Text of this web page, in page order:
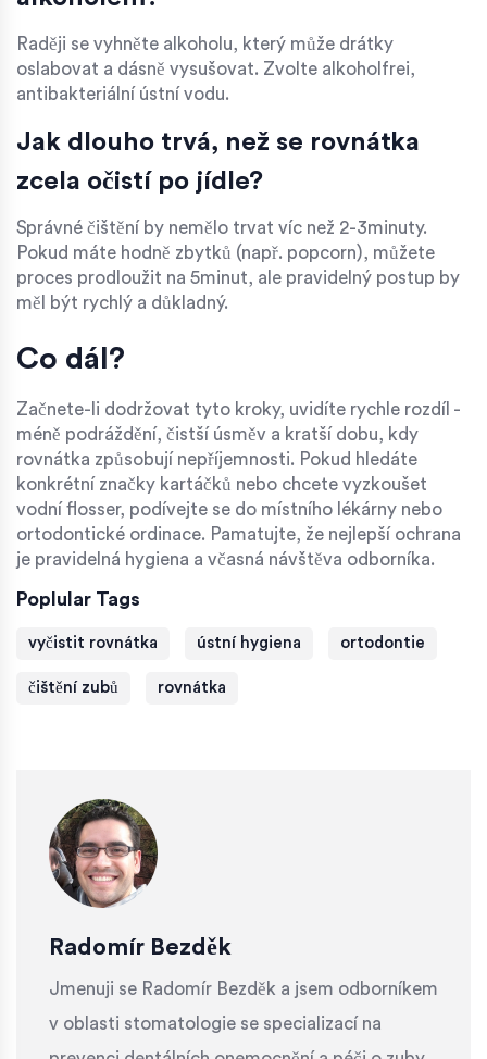
Raději se vyhněte alkoholu, který může drátky
oslabovat a dásně vysušovat. Zvolte alkoholfrei,
antibakteriální ústní vodu.
Jak dlouho trvá, než se rovnátka
zcela očistí po jídle?
Správné čištění by nemělo trvat víc než 2-3minuty.
Pokud máte hodně zbytků (např. popcorn), můžete
proces prodloužit na 5minut, ale pravidelný postup by
měl být rychlý a důkladný.
Co dál?
Začnete-li dodržovat tyto kroky, uvidíte rychle rozdíl -
méně podráždění, čistší úsměv a kratší dobu, kdy
rovnátka způsobují nepříjemnosti. Pokud hledáte
konkrétní značky kartáčků nebo chcete vyzkoušet
vodní flosser, podívejte se do místního lékárny nebo
ortodontické ordinace. Pamatujte, že nejlepší ochrana
je pravidelná hygiena a včasná návštěva odborníka.
Poplular Tags
vyčistit rovnátka ústní hygiena ortodontie
čištění zubů rovnátka
Radomír Bezděk
Jmenuji se Radomír Bezděk a jsem odborníkem
v oblasti stomatologie se specializací na